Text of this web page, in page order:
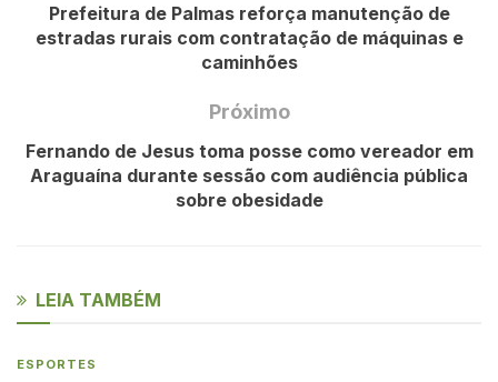
Prefeitura de Palmas reforça manutenção de
estradas rurais com contratação de máquinas e
caminhões
Próximo
Fernando de Jesus toma posse como vereador em
Araguaína durante sessão com audiência pública
sobre obesidade
LEIA TAMBÉM
ESPORTES